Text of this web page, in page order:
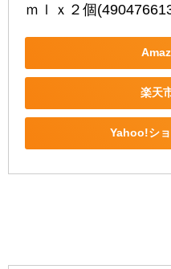
ｍｌｘ２個
楽天
Yahoo!シ